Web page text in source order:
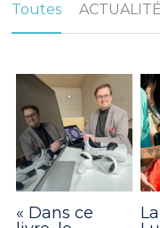
Actus
Contact
Rechercher
Français
Français
Toutes ACTUALITÉ
« Dans ce
La